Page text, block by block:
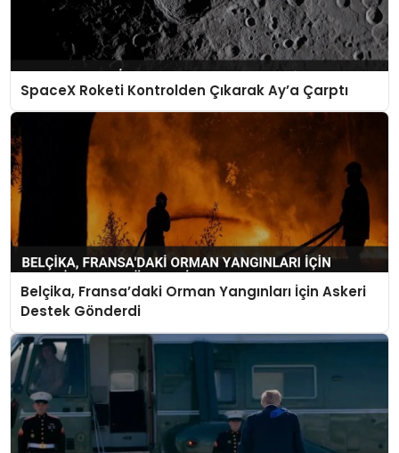
SpaceX Roketi Kontrolden Çıkarak Ay’a Çarptı
Belçika, Fransa’daki Orman Yangınları İçin Askeri
Destek Gönderdi